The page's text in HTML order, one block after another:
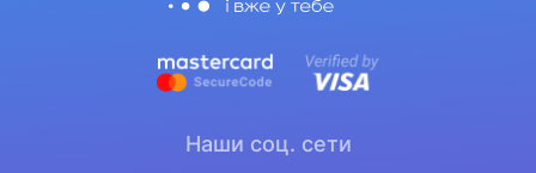
Наши соц. сети